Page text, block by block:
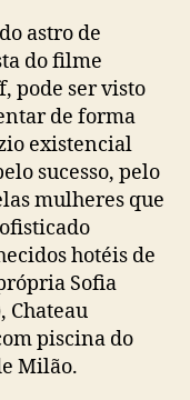
astro de
do filme
pode ser visto
de forma
existencial
sucesso, pelo
mulheres que
hotéis de
Sofia
Chateau
piscina do
Milão.